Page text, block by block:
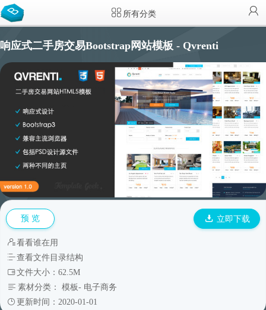
所有分类
响应式二手房交易Bootstrap网站模板 - Qvrenti
预 览 立即下载
看看谁在用
查看文件目录结构
文件大小：62.5M
素材分类： 模板- 电子商务
更新时间：2020-01-01